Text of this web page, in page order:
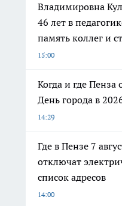
Владимировна
46 лет в
память коллег и
15:00
Когда и где Пенза
День города в
14:29
Где в Пензе 7
отключат
список адресов
14:00